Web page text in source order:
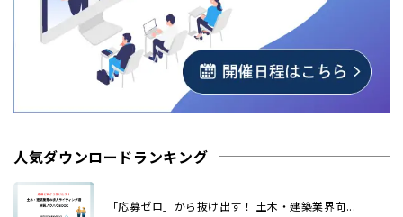
人気ダウンロードランキング
「応募ゼロ」から抜け出す！ 土木・建築業界向...